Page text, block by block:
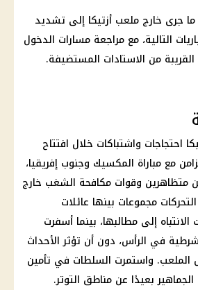
جرى خارج ملعب أزتيكا إلى تشديد
التالية، مع مراجعة مسارات الدخول
من الاستادات المستضيفة.
احتجاجات واشتباكات خلال افتتاح
2026 بالتزامن مع مباراة المكسيك وجنوب إفريقيا،
متظاهرين وقوات مكافحة الشغب خارج
مجموعات بينها عائلات
إلى مطالبها، بينما أسفرت
في الرأس، دون أن تؤثر الأحداث
الملعب. واستمرت السلطات في تأمين
بعيدًا عن مناطق التوتر.